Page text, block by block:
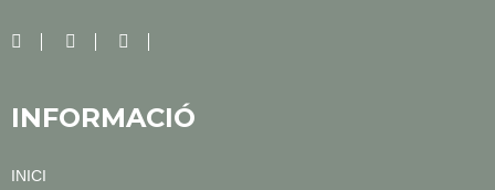
INFORMACIÓ
INICI